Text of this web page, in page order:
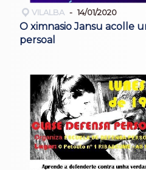
VILALBA 14/01/2020
O ximnasio Jansu acolle
persoal